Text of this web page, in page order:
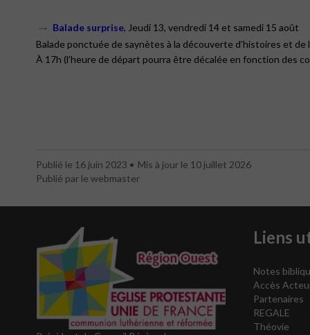
→ Balade surprise, Jeudi 13, vendredi 14 et samedi 15 août
Balade ponctuée de saynètes à la découverte d’histoires et de
À 17h (l’heure de départ pourra être décalée en fonction des
Publié le 16 juin 2023
Mis à jour le 10 juillet 2026
Publié par le webmaster
Liens
Notes
Accès
Partenaires
REGALE
Théovie